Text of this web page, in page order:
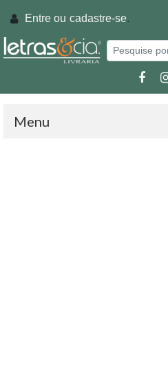
Entre ou cadastre-se.
Menu